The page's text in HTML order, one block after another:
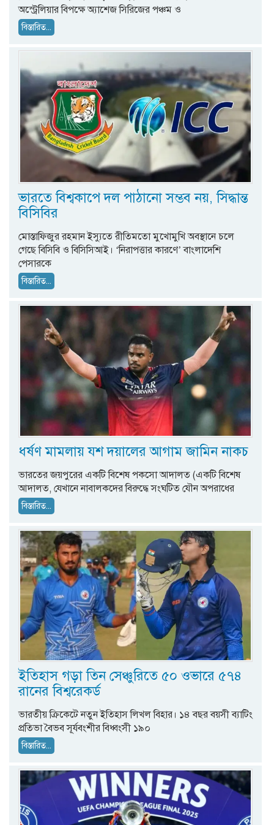
অস্ট্রেলিয়ার বিপক্ষে অ্যাশেজ সিরিজের পঞ্চম ও
বিস্তারিত...
ভারতে বিশ্বকাপে দল পাঠানো সম্ভব নয়, সিদ্ধান্ত
বিসিবির
মোস্তাফিজুর রহমান ইস্যুতে রীতিমতো মুখোমুখি অবস্থানে চলে
গেছে বিসিবি ও বিসিসিআই। ‘নিরাপত্তার কারণে’ বাংলাদেশি
পেসারকে
বিস্তারিত...
ধর্ষণ মামলায় যশ দয়ালের আগাম জামিন নাকচ
ভারতের জয়পুরের একটি বিশেষ পকসো আদালত (একটি বিশেষ
আদালত, যেখানে নাবালকদের বিরুদ্ধে সংঘটিত যৌন অপরাধের
বিস্তারিত...
ইতিহাস গড়া তিন সেঞ্চুরিতে ৫০ ওভারে ৫৭৪
রানের বিশ্বরেকর্ড
ভারতীয় ক্রিকেটে নতুন ইতিহাস লিখল বিহার। ১৪ বছর বয়সী ব্যাটিং
প্রতিভা বৈভব সূর্যবংশীর বিধ্বংসী ১৯০
বিস্তারিত...